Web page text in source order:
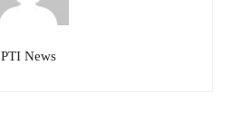
PTI News